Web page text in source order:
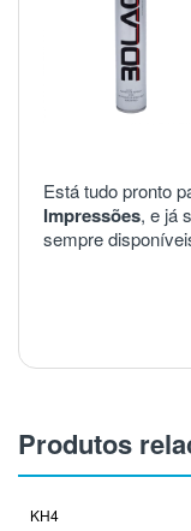
Está tudo pronto
Impressões, e já
sempre
Produtos
KH4